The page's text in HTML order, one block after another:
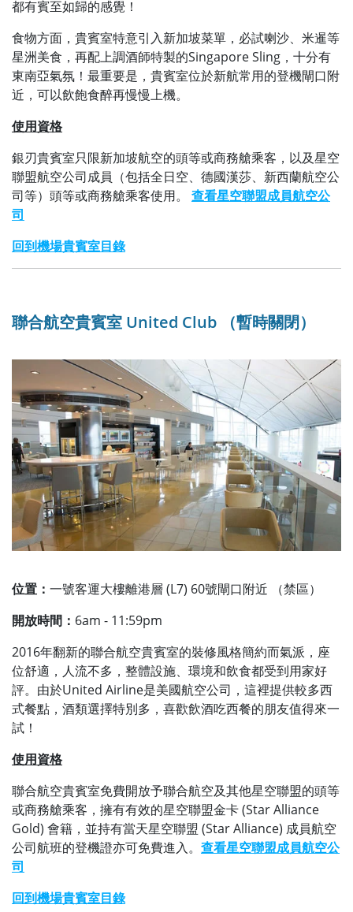
都有賓至如歸的感覺！
食物方面，貴賓室特意引入新加坡菜單，必試喇沙、米暹等
星洲美食，再配上調酒師特製的Singapore Sling，十分有
東南亞氣氛！最重要是，貴賓室位於新航常用的登機閘口附
近，可以飲飽食醉再慢慢上機。
使用資格
銀刃貴賓室只限新加坡航空的頭等或商務艙乘客，以及星空
聯盟航空公司成員（包括全日空、德國漢莎、新西蘭航空公
司等）頭等或商務艙乘客使用。 查看星空聯盟成員航空公
司
回到機場貴賓室目錄
聯合航空貴賓室 United Club （暫時關閉）
位置： 一號客運大樓離港層 (L7) 60號閘口附近 （禁區）
開放時間： 6am - 11:59pm
2016年翻新的聯合航空貴賓室的裝修風格簡約而氣派，座
位舒適，人流不多，整體設施、環境和飲食都受到用家好
評。由於United Airline是美國航空公司，這裡提供較多西
式餐點，酒類選擇特別多，喜歡飲酒吃西餐的朋友值得來一
試！
使用資格
聯合航空貴賓室免費開放予聯合航空及其他星空聯盟的頭等
或商務艙乘客，擁有有效的星空聯盟金卡 (Star Alliance
Gold) 會籍，並持有當天星空聯盟 (Star Alliance) 成員航空
公司航班的登機證亦可免費進入。 查看星空聯盟成員航空公
司
回到機場貴賓室目錄